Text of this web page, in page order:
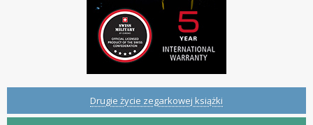
Drugie życie zegarkowej książki